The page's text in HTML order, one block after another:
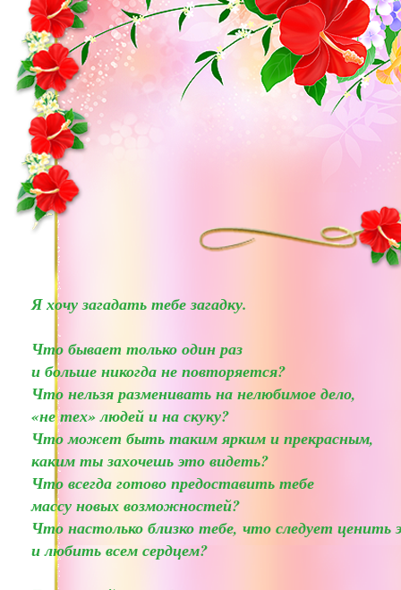
Я хочу загадать тебе загадку.
Что бывает только один раз
и больше никогда не повторяется?
Что нельзя разменивать на нелюбимое дело,
«не тех» людей и на скуку?
Что может быть таким ярким и прекрасным,
каким ты захочешь это видеть?
Что всегда готово предоставить тебе
массу новых возможностей?
Что настолько близко тебе, что следует ценить
и любить всем сердцем?